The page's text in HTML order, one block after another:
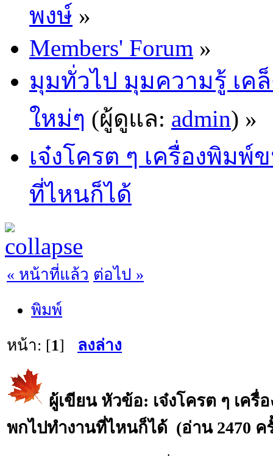
พงษ์ »
Members' Forum »
มุมทั่วไป มุมความรู้ เค
ใหม่ๆ (ผู้ดูแล: admin) »
เจ๋งโครต ๆ เครื่องพิม
ที่ไหนก็ได้
« หน้าที่แล้ว ต่อไป »
พิมพ์
หน้า: [1] ลงล่าง
ผู้เขียนหัวข้อ: เจ๋งโครต ๆ เครื่
พกไปทำงานที่ไหนก็ได้ (อ่าน 2470 ค